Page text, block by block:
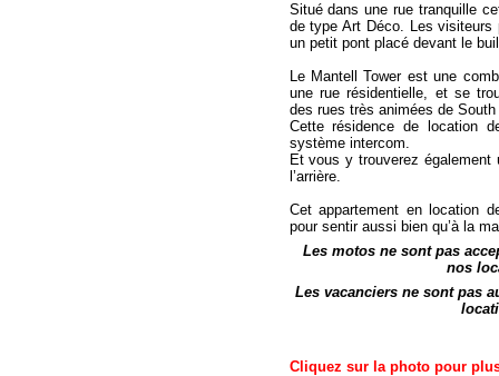
Situé dans une rue tranquille
de type Art Déco. Les
un petit pont placé devant le
Le Mantell Tower est une
une rue résidentielle, et se
des rues très animées de
Cette résidence de location
système intercom.
Et vous y trouverez
l’arrière.
Cet appartement en location
pour sentir aussi bien qu’à la
Les motos ne sont pas
nos
Les vacanciers ne sont pas
Cliquez sur la photo pour